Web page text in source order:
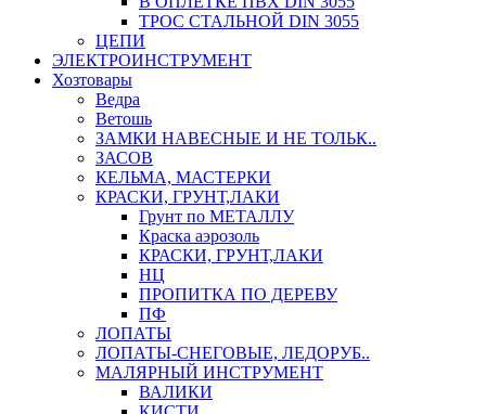
ТРОС СТАЛЬНОЙ DIN 3055
ЦЕПИ
ЭЛЕКТРОИНСТРУМЕНТ
Хозтовары
Ведра
Ветошь
ЗАМКИ НАВЕСНЫЕ И НЕ ТОЛЬК..
ЗАСОВ
КЕЛЬМА, МАСТЕРКИ
КРАСКИ, ГРУНТ,ЛАКИ
Грунт по МЕТАЛЛУ
Краска аэрозоль
КРАСКИ, ГРУНТ,ЛАКИ
НЦ
ПРОПИТКА ПО ДЕРЕВУ
ПФ
ЛОПАТЫ
ЛОПАТЫ-СНЕГОВЫЕ, ЛЕДОРУБ..
МАЛЯРНЫЙ ИНСТРУМЕНТ
ВАЛИКИ